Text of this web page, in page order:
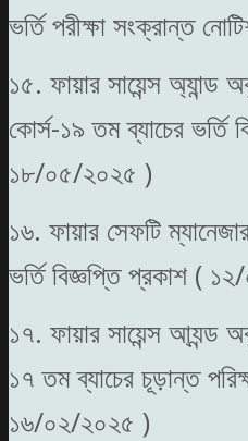
ভর্তি পরীক্ষা সংক্রান্ত
১৫. ফায়ার সায়েন্স অ্যান্ড
কোর্স-১৯ তম ব্যাচের ভর্তি
১৮/০৫/২০২৫ )
১৬. ফায়ার সেফটি
ভর্তি বিজ্ঞপ্তি প্রকাশ (
১৭. ফায়ার সায়েন্স আ্যন্ড
১৭ তম ব্যাচের চূড়ান্ত
১৬/০২/২০২৫ )